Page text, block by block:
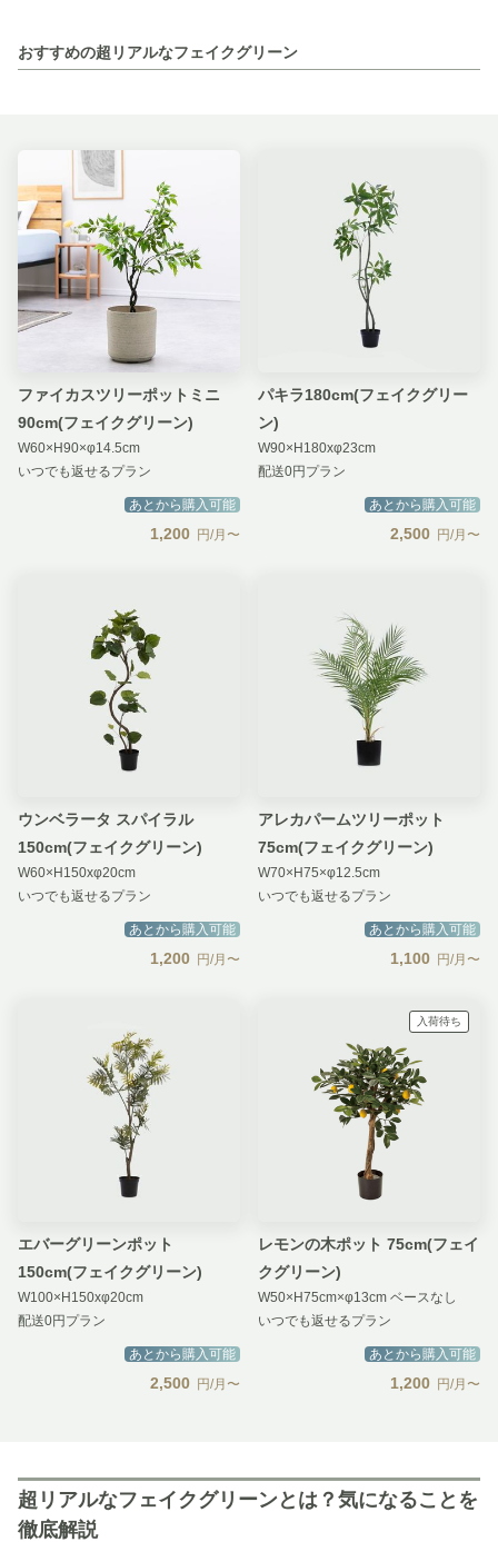
おすすめの超リアルなフェイクグリーン
ファイカスツリーポットミニ
90cm(フェイクグリーン)
W60×H90×φ14.5cm
いつでも返せるプラン
あとから購入可能
1,200 円/月〜
パキラ180cm(フェイクグリー
ン)
W90×H180xφ23cm
配送0円プラン
あとから購入可能
2,500 円/月〜
ウンベラータ スパイラル
150cm(フェイクグリーン)
W60×H150xφ20cm
いつでも返せるプラン
あとから購入可能
1,200 円/月〜
アレカパームツリーポット
75cm(フェイクグリーン)
W70×H75×φ12.5cm
いつでも返せるプラン
あとから購入可能
1,100 円/月〜
エバーグリーンポット
150cm(フェイクグリーン)
W100×H150xφ20cm
配送0円プラン
あとから購入可能
2,500 円/月〜
入荷待ち
レモンの木ポット 75cm(フェイ
クグリーン)
W50×H75cm×φ13cm ベースなし
いつでも返せるプラン
あとから購入可能
1,200 円/月〜
超リアルなフェイクグリーンとは？気になることを
徹底解説